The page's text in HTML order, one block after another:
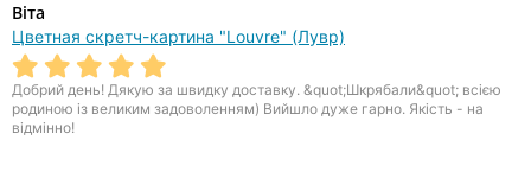
Віта
Цветная скретч-картина "Louvre" (Лувр)
Добрий день! Дякую за швидку доставку. &quot;Шкрябали&quot; всією
родиною із великим задоволенням) Вийшло дуже гарно. Якість - на
відмінно!